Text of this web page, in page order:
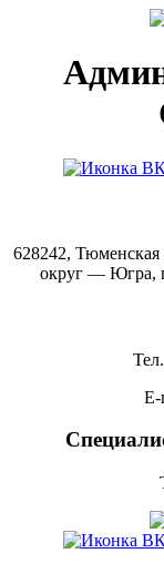
628242,
округ — Югра,
E-